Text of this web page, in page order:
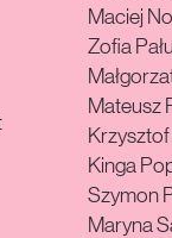
Maciej
Zofia
Mateusz
Kinga
Szymon
Maryna